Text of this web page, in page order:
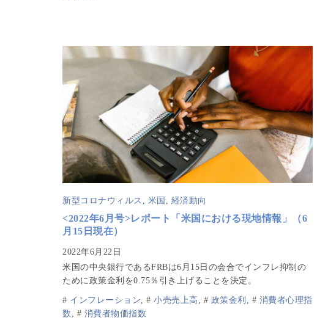
新型コロナウィルス , 米国 , 経済動向
<2022年6月号>レポート「米国における現地情報」（6
月15日現在）
米国の中央銀行であるFRBは6月15日の会合でインフレ抑制の
ために政策金利を0.75％引き上げることを決定。
# インフレーション, # 小売売上高 , # 政策金利 , # 消費者心理指
数 , # 消費者物価指数